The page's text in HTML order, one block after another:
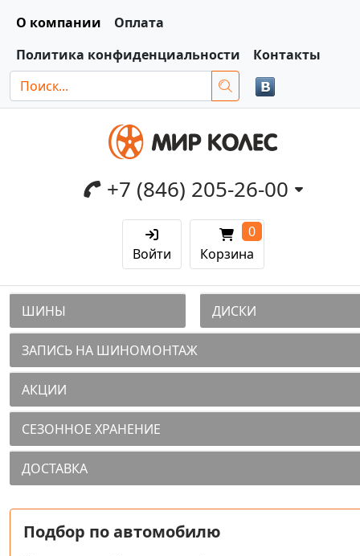
О компании
Оплата
Политика конфиденциальности
Контакты
+7 (846) 205-26-00
Войти Корзина
0
ШИНЫ ДИСКИ
ЗАПИСЬ НА ШИНОМОНТАЖ
АКЦИИ
СЕЗОННОЕ ХРАНЕНИЕ
ДОСТАВКА
Подбор по автомобилю